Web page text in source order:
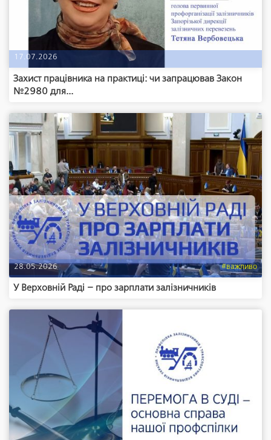
17.07.2026
Захист працівника на практиці: чи запрацював Закон
№2980 для...
28.05.2026 #важливо
У Верховній Раді – про зарплати залізничників